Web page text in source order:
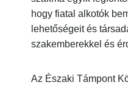
hogy fiatal alkotók
lehetőségeit és
szakemberekkel és
Az Északi Támpont